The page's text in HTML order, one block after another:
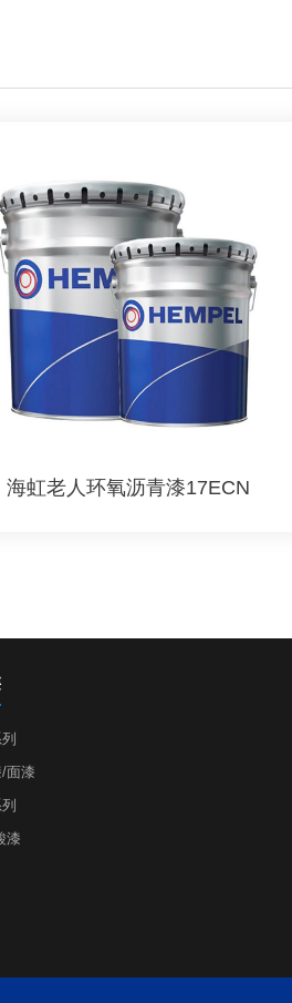
海虹老人环氧沥青漆17ECN
面漆
漆